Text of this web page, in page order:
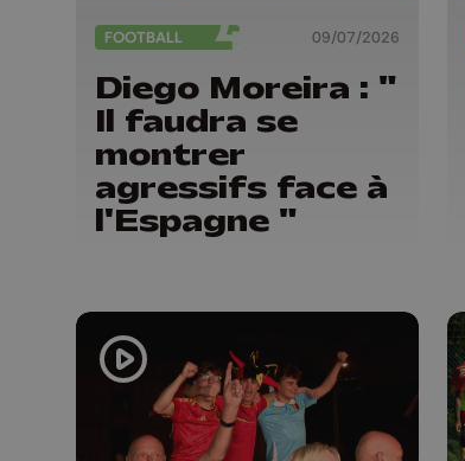
FOOTBALL 09/07/2026
Diego Moreira : "
Il faudra se
montrer
agressifs face à
l'Espagne "